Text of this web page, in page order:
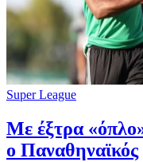
Super League
Mε έξτρα
ο Παναθηναϊκός